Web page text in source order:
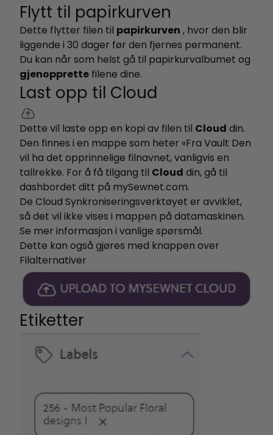
Flytt til papirkurven
Dette flytter filen til papirkurven , hvor den blir
liggende i 30 dager før den fjernes permanent.
Du kan når som helst gå til papirkurvalbumet og
gjenopprette filene dine.
Last opp til Cloud
Dette vil laste opp en kopi av filen til Cloud din.
Den finnes i en mappe som heter «Fra Vault Den
vil ha det opprinnelige filnavnet, vanligvis en
tallrekke. For å få tilgang til Cloud din, gå til
dashbordet ditt på mySewnet.com.
De Cloud Synkroniseringsverktøyet er avviklet,
så det vil ikke vises i mappen på datamaskinen.
Se mer informasjon i vanlige spørsmål.
Dette kan også gjøres med knappen over
Filalternativer
Etiketter